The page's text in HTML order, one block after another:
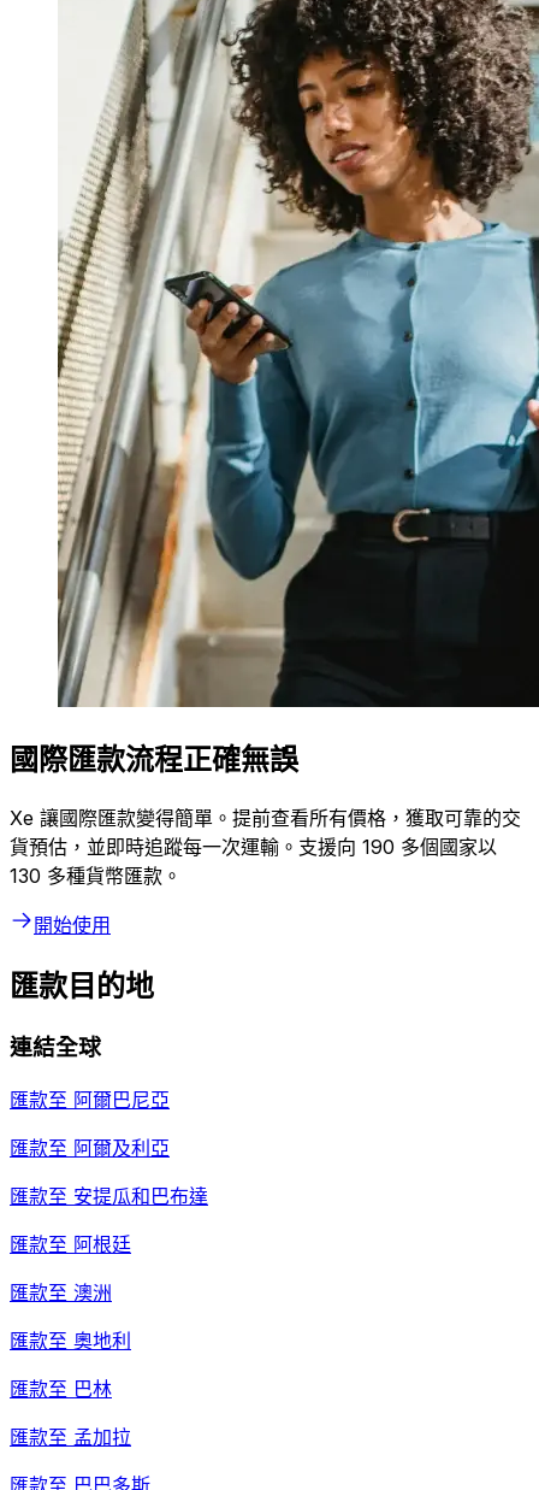
國際匯款流程正確無誤
Xe 讓國際匯款變得簡單。提前查看所有價格，獲取可靠的交
貨預估，並即時追蹤每一次運輸。支援向 190 多個國家以
130 多種貨幣匯款。
開始使用
匯款目的地
連結全球
匯款至 阿爾巴尼亞
匯款至 阿爾及利亞
匯款至 安提瓜和巴布達
匯款至 阿根廷
匯款至 澳洲
匯款至 奧地利
匯款至 巴林
匯款至 孟加拉
匯款至 巴巴多斯